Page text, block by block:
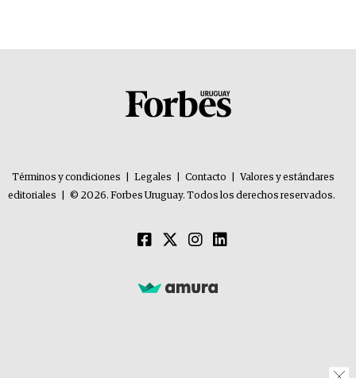
Términos y condiciones Legales Contacto
Valores y estándares
editoriales
© 2026. Forbes Uruguay. Todos los derechos reservados.